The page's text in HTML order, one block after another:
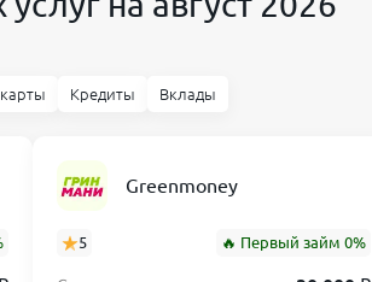
Кредиты Вклады
Greenmoney
5 🔥 Первый займ 0%